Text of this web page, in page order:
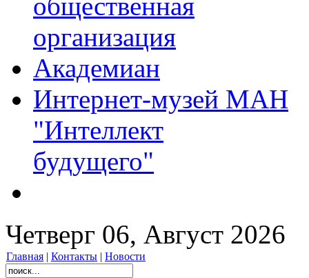
организация
Академиан
Интернет-музей МАН
"Интеллект
будущего"
Четверг 06, Август 2026
Главная | Контакты | Новости